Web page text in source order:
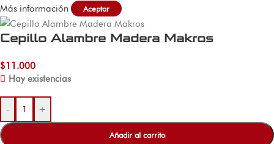
Más información
Aceptar
Cepillo Alambre Madera Makros
$11.000
Hay existencias
- +
Añadir al carrito